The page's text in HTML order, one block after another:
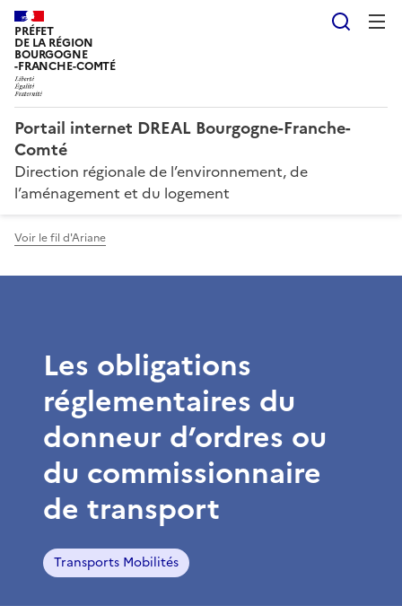
PRÉFET
DE LA RÉGION
BOURGOGNE
-FRANCHE-COMTÉ
Portail internet DREAL Bourgogne-Franche-
Comté
Direction régionale de l’environnement, de
l’aménagement et du logement
Voir le fil d'Ariane
Les obligations
réglementaires du
donneur d’ordres ou
du commissionnaire
de transport
Transports Mobilités